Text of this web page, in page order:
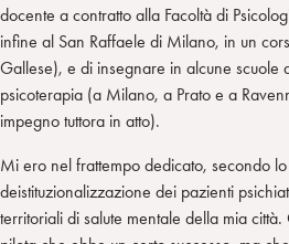
docente a contratto alla Facoltà di
infine al San Raffaele di Milano, in un
Gallese), e di insegnare in alcune scuole
psicoterapia (a Milano, a Prato e a
impegno tuttora in atto).
Mi ero nel frattempo dedicato, secondo
deistituzionalizzazione dei pazienti
territoriali di salute mentale della mia